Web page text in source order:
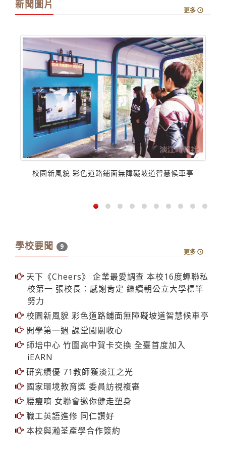
新聞圖片
更多
校園新風貌 彩色道路鋪面無障礙坡道智慧候車亭
學校要聞 9
更多
天下《Cheers》 企業最愛調查 本校16度蟬聯私
校第一 張校長：感謝肯定 繼續朝公立大學標竿
努力
校園新風貌 彩色道路鋪面無障礙坡道智慧候車亭
開學第一週 課堂闖關收心
師培中心 竹圍高中賀卡交換 全臺首度加入
iEARN
研究績優 71教師獲淡江之光
國家環境教育獎 委員訪視複審
腰瘦唷 女聯會邀你健走塑身
職工英語進修 同仁讚好
本校與瀚荃產學合作簽約